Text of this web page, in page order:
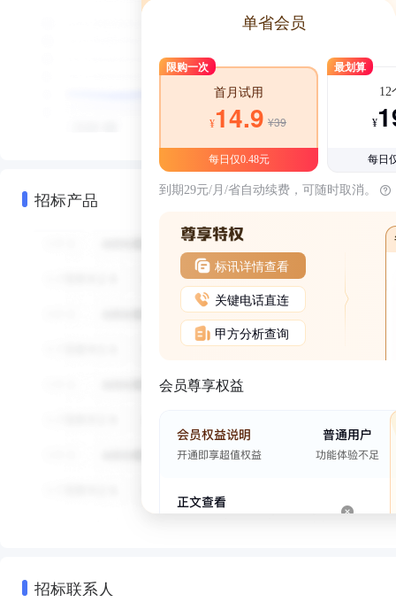
招标产品
单省会员
限购一次
首月试用
¥14.9 ¥39
每日仅0.48元
最划算
12
¥
每日
到期29元/月/省自动续费，可随时取消。
标讯详情查看
关键电话直连
甲方分析查询
会员尊享权益
招标联系人